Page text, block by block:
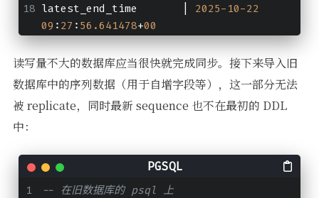
latest_end_time       | 2025-10-22
09 : 27 : 56.641478+00
读写量不大的数据库应当很快就完成同步。接下来导入旧
数据库中的序列数据（用于自增字段等），这一部分无法
被 replicate，同时最新 sequence 也不在最初的 DDL
中：
-- 在旧数据库的 psql 上